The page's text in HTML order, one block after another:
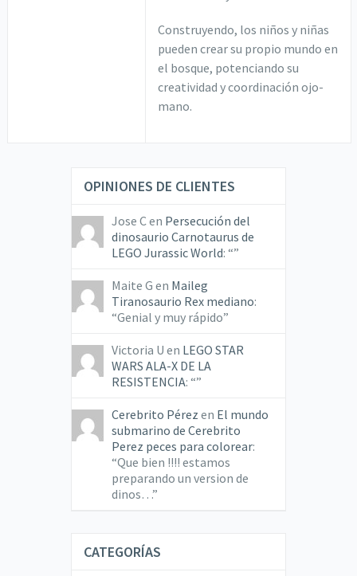
Construyendo, los niños y niñas
pueden crear su propio mundo en
el bosque, potenciando su
creatividad y coordinación ojo-
mano.
OPINIONES DE CLIENTES
Jose Cen Persecución del
dinosaurio Carnotaurus de
LEGO Jurassic World: “”
Maite G en Maileg
Tiranosaurio Rex mediano:
“Genial y muy rápido”
Victoria U en LEGO STAR
WARS ALA-X DE LA
RESISTENCIA: “”
Cerebrito Pérez en El mundo
submarino de Cerebrito
Perez peces para colorear:
“Que bien !!!! estamos
preparando un version de
dinos… ”
CATEGORÍAS